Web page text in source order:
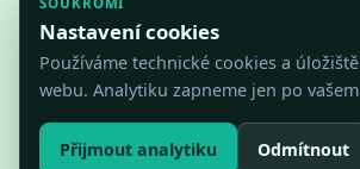
Nastavení cookies
Používáme technické cookies a
webu. Analytiku zapneme jen po
Přijmout analytiku Odmítnout